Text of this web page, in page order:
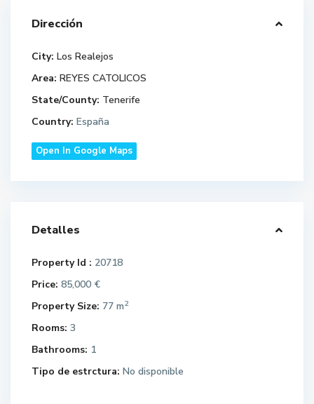
Dirección
City: Los Realejos
Area: REYES CATOLICOS
State/County: Tenerife
Country: España
Open In Google Maps
Detalles
Property Id : 20718
Price: 85,000 €
Property Size: 77 m2
Rooms: 3
Bathrooms: 1
Tipo de estrctura: No disponible